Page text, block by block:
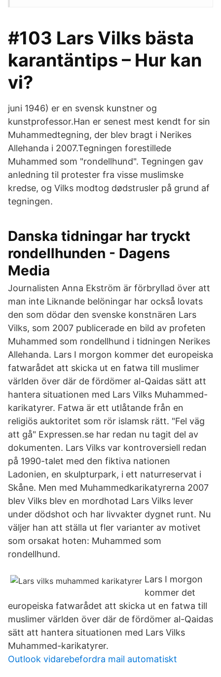
#103 Lars Vilks bästa
karantäntips – Hur kan
vi?
juni 1946) er en svensk kunstner og
kunstprofessor.Han er senest mest kendt for sin
Muhammedtegning, der blev bragt i Nerikes
Allehanda i 2007.Tegningen forestillede
Muhammed som "rondellhund". Tegningen gav
anledning til protester fra visse muslimske
kredse, og Vilks modtog dødstrusler på grund af
tegningen.
Danska tidningar har tryckt
rondellhunden - Dagens
Media
Journalisten Anna Ekström är förbryllad över att
man inte Liknande belöningar har också lovats
den som dödar den svenske konstnären Lars
Vilks, som 2007 publicerade en bild av profeten
Muhammed som rondellhund i tidningen Nerikes
Allehanda. Lars I morgon kommer det europeiska
fatwarådet att skicka ut en fatwa till muslimer
världen över där de fördömer al-Qaidas sätt att
hantera situationen med Lars Vilks Muhammed-
karikatyrer. Fatwa är ett utlåtande från en
religiös auktoritet som rör islamsk rätt. "Fel väg
att gå" Expressen.se har redan nu tagit del av
dokumenten. Lars Vilks var kontroversiell redan
på 1990-talet med den fiktiva nationen
Ladonien, en skulpturpark, i ett naturreservat i
Skåne. Men med Muhammedkarikatyrerna 2007
blev Vilks blev en mordhotad Lars Vilks lever
under dödshot och har livvakter dygnet runt. Nu
väljer han att ställa ut fler varianter av motivet
som orsakat hoten: Muhammed som
rondellhund.
Lars I morgon
kommer det
europeiska fatwarådet att skicka ut en fatwa till
muslimer världen över där de fördömer al-Qaidas
sätt att hantera situationen med Lars Vilks
Muhammed-karikatyrer.
Outlook vidarebefordra mail automatiskt